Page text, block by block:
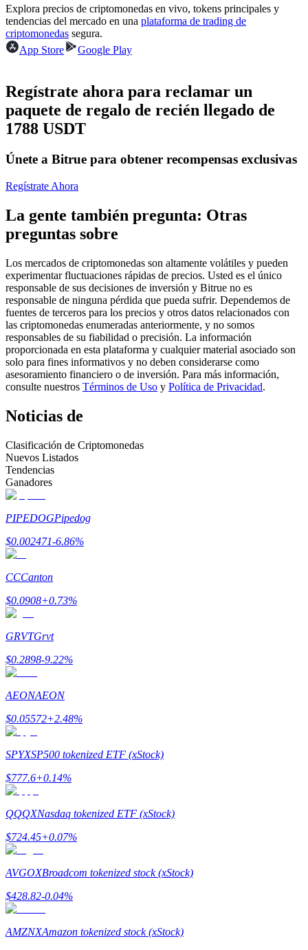
Futuros del USDC
Futuros que utilizan USDC como garantía
Copiar Trading
Únete a los mejores traders
Conviértete en un Trader de Copia
Disfruta del reparto de beneficios y comisiones de copy trading
Información
Análisis de big data que incluye información comercial, etc.
Aprenda cómo mantenerse rentable
Explora precios de criptomonedas en vivo, tokens principales y
tendencias del mercado en una plataforma de trading de
criptomonedas segura.
App Store
Google Play
Regístrate ahora para reclamar un
paquete de regalo de recién llegado de
1788 USDT
Únete a Bitrue para obtener recompensas exclusivas
Regístrate Ahora
La gente también pregunta: Otras
preguntas sobre
Los mercados de criptomonedas son altamente volátiles y pueden
experimentar fluctuaciones rápidas de precios. Usted es el único
responsable de sus decisiones de inversión y Bitrue no es
responsable de ninguna pérdida que pueda sufrir. Dependemos de
fuentes de terceros para los precios y otros datos relacionados con
las criptomonedas enumeradas anteriormente, y no somos
responsables de su fiabilidad o precisión. La información
proporcionada en esta plataforma y cualquier material asociado son
solo para fines informativos y no deben considerarse como
asesoramiento financiero o de inversión. Para más información,
consulte nuestros Términos de Uso y Política de Privacidad.
Noticias de
Clasificación de Criptomonedas
Nuevos Listados
Tendencias
Ganadores
PIPEDOGPipedog
$0.002471-6.86%
CCCanton
$0.0908+0.73%
GRVTGrvt
$0.2898-9.22%
AEONAEON
$0.05572+2.48%
SPYXSP500 tokenized ETF (xStock)
$777.6+0.14%
QQQXNasdaq tokenized ETF (xStock)
$724.45+0.07%
AVGOXBroadcom tokenized stock (xStock)
$428.82-0.04%
AMZNXAmazon tokenized stock (xStock)